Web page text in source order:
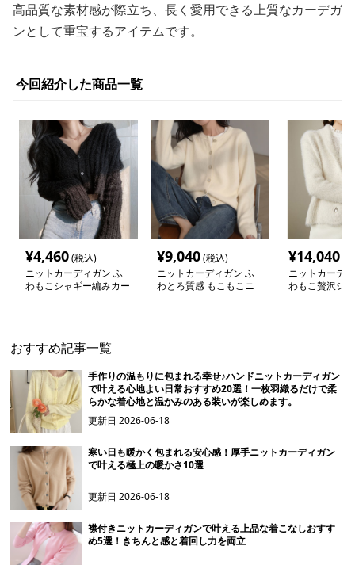
高品質な素材感が際立ち、長く愛用できる上質なカーデガ
ンとして重宝するアイテムです。
今回紹介した商品一覧
¥4,460(税込)
ニットカーディガン ふ
わもこシャギー編みカー
¥9,040(税込)
ニットカーディガン ふ
わとろ質感 もこもこニ
¥14,040
ニットカーデ
わもこ贅沢シ
おすすめ記事一覧
手作りの温もりに包まれる幸せ♪ハンドニットカーディガン
で叶える心地よい日常おすすめ20選！一枚羽織るだけで柔
らかな着心地と温かみのある装いが楽しめます。
更新日2026-06-18
寒い日も暖かく包まれる安心感！厚手ニットカーディガン
で叶える極上の暖かさ10選
更新日2026-06-18
襟付きニットカーディガンで叶える上品な着こなしおすす
め5選！きちんと感と着回し力を両立